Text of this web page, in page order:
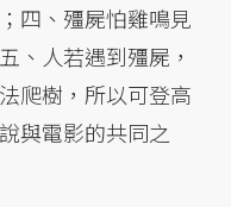
四、殭屍怕雞鳴見
、人若遇到殭屍，
爬樹，所以可登高
與電影的共同之